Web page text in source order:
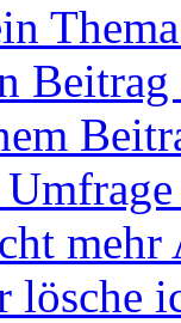
Beitrag
lösche